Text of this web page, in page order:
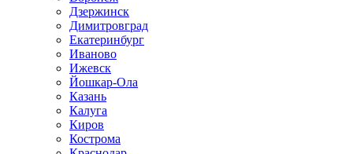
Дзержинск
Димитровград
Екатеринбург
Иваново
Ижевск
Йошкар-Ола
Казань
Калуга
Киров
Кострома